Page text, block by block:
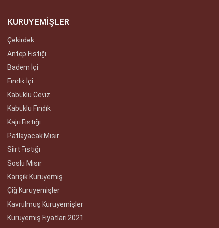
KURUYEMİŞLER
Çekirdek
Antep Fıstığı
Badem İçi
Fındık İçi
Kabuklu Ceviz
Kabuklu Fındık
Kaju Fıstığı
Patlayacak Mısır
Siirt Fıstığı
Soslu Mısır
Karışık Kuruyemiş
Çiğ Kuruyemişler
Kavrulmuş Kuruyemişler
Kuruyemiş Fiyatları 2021